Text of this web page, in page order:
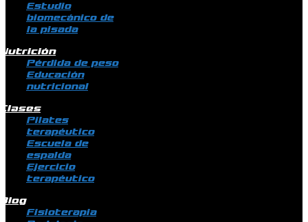
Estudio
biomecánico de
la pisada
Pérdida de peso
Educación
nutricional
Pilates
terapéutico
Escuela de
espalda
Ejercicio
terapéutico
Fisioterapia